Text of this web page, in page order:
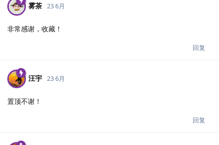
雾茶 23 6月
非常感谢，收藏！
回复
汪宇 23 6月
置顶不谢！
回复